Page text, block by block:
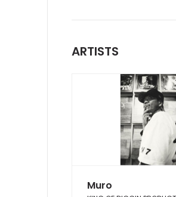
ARTISTS
Muro